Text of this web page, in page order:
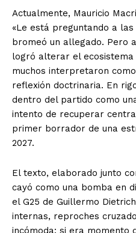
Actualmente, Mauricio
«Le está preguntando a
bromeó un allegado. Pero
logró alterar el ecosistema
muchos interpretaron
reflexión doctrinaria. En
dentro del partido como
intento de recuperar
primer borrador de una
2027.
El texto, elaborado junto
cayó como una bomba en
el G25 de Guillermo
internas, reproches